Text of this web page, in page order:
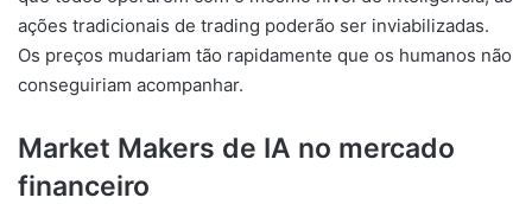
ações tradicionais de trading poderão ser inviabilizadas.
Os preços mudariam tão rapidamente que os humanos não
conseguiriam acompanhar.
Market Makers de IA no mercado
financeiro